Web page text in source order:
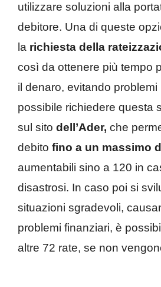
utilizzare soluzioni alla
debitore. Una di queste
la richiesta della
così da ottenere più tempo
il denaro, evitando problemi
possibile richiedere questa
sul sito dell’Ader, che
debito fino a un massimo
aumentabili sino a 120 in
disastrosi. In caso poi si
situazioni sgradevoli,
problemi finanziari, è
altre 72 rate, se non